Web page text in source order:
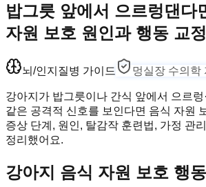
밥그릇 앞에서 으르렁댄
자원 보호 원인과 행동 교
뇌/인지 질병 가이드 멍실장 수의학
강아지가 밥그릇이나 간식 앞에서 으르렁
같은 공격적 신호를 보인다면 음식 자원
증상 단계, 원인, 탈감작 훈련법, 가정 관
정리했어요.
강아지 음식 자원 보호 행